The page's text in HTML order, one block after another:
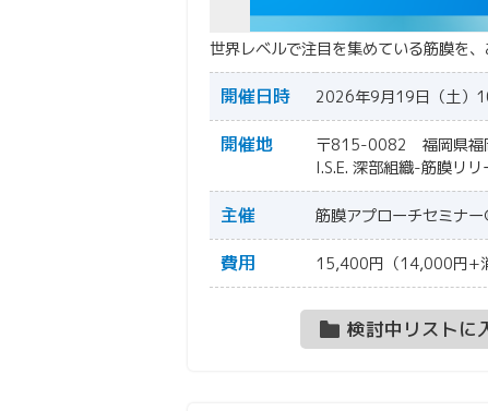
世界レベルで注目を集めている筋膜を
開催日時 2026年9月19日（土）
開催地
〒815-0082 福岡県福
I.S.E. 深部組織-筋膜リ
主催 筋膜アプローチセミナ
費用 15,400円（14,000円+
検討中リストに